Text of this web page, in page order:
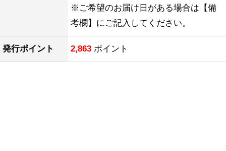
※ご希望のお届け日がある場合は【備
考欄】にご記入してください。
発行ポイント 2,863 ポイント